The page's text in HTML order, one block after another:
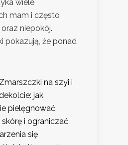
wiele
mam i często
niepokój.
pokazują, że ponad
Zmarszczki na szyi i
jak
pielęgnować
i ograniczać
się